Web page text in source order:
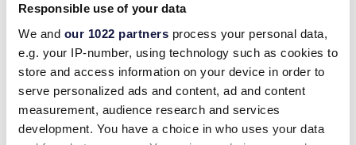
Responsible use of your data
We and our 1022 partners process your personal data,
e.g. your IP-number, using technology such as cookies to
store and access information on your device in order to
serve personalized ads and content, ad and content
measurement, audience research and services
development. You have a choice in who uses your data
journée à Réthymnon pour explorer l’une des villes
les plus colorées de Crète. Spinalonga, l’île
médiévale de la baie de Mirabello à l’est de la
Crète, est un site classé au patrimoine mondial de
l’UNESCO qui mérite d’être visité. Elounda et Agios
Nikolaos, les charmantes escapades crétoises de la
région de Lasithi, sont accessibles en voiture. Les